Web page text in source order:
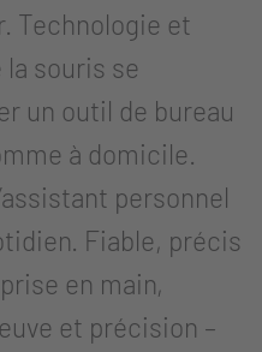
Technologie et
souris se
un outil de bureau
à domicile.
personnel
Fiable, précis
en main,
et précision –